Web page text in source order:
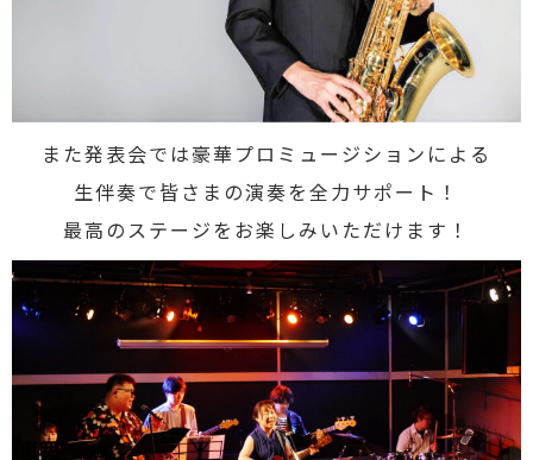
また発表会では豪華プロミュージションによる
生伴奏で皆さまの演奏を全力サポート！
最高のステージをお楽しみいただけます！